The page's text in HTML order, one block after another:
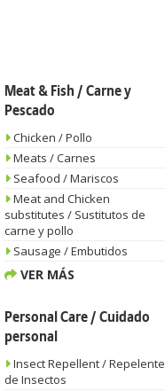
Meat & Fish / Carne y
Pescado
Chicken / Pollo
Meats / Carnes
Seafood / Mariscos
Meat and Chicken
substitutes / Sustitutos de
carne y pollo
Sausage / Embutidos
VER MÁS
Personal Care / Cuidado
personal
Insect Repellent / Repelente
de Insectos